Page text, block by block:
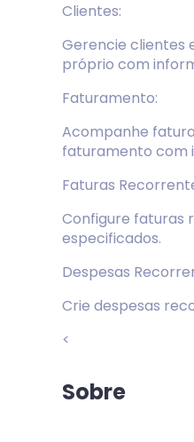
Clientes:
Gerencie clientes
próprio com
Faturamento:
Acompanhe
faturamento com
Faturas
Configure faturas
especificados.
Despesas
Crie despesas
<
Sobre